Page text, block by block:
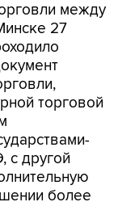
между
27
торговой
с другой
более